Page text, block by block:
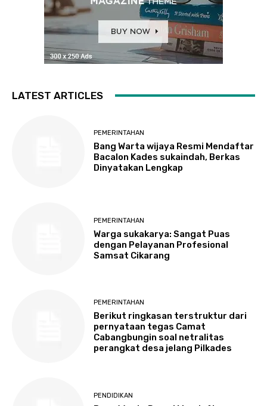
LATEST ARTICLES
PEMERINTAHAN
Bang Warta wijaya Resmi Mendaftar
Bacalon Kades sukaindah, Berkas
Dinyatakan Lengkap
PEMERINTAHAN
Warga sukakarya: Sangat Puas
dengan Pelayanan Profesional
Samsat Cikarang
PEMERINTAHAN
Berikut ringkasan terstruktur dari
pernyataan tegas Camat
Cabangbungin soal netralitas
perangkat desa jelang Pilkades
PENDIDIKAN